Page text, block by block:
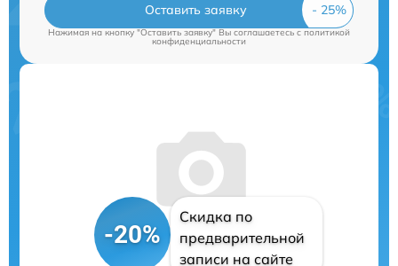
Оставить заявку
Нажимая на кнопку "Оставить заявку" Вы соглашаетесь cполитикой
конфиденциальности
-20%
Скидка по
предварительной
записи на сайте